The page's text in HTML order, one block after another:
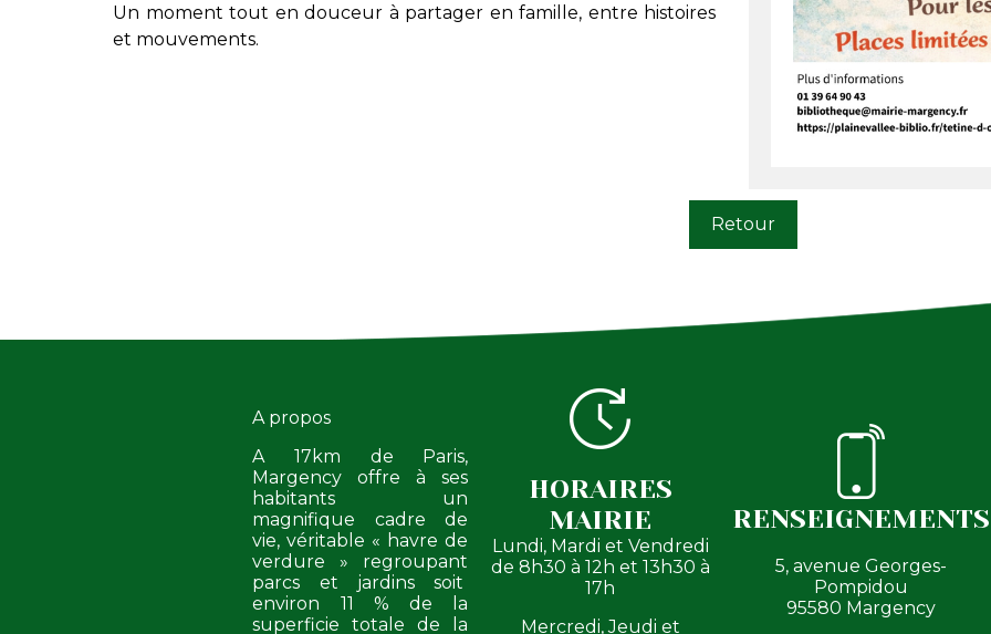
Un moment tout en douceur à partager en famille, entre histoires
et mouvements.
Retour
A propos
A 17km de Paris,
Margency offre à ses
habitants un
magnifique cadre de
vie, véritable « havre de
verdure » regroupant
parcs et jardins soit
environ 11 % de la
superficie totale de la
HORAIRES
MAIRIE
Lundi, Mardi et Vendredi
de 8h30 à 12h et 13h30 à
17h
Mercredi, Jeudi et
RENSEIGNEMENTS
5, avenue Georges-
Pompidou
95580 Margency